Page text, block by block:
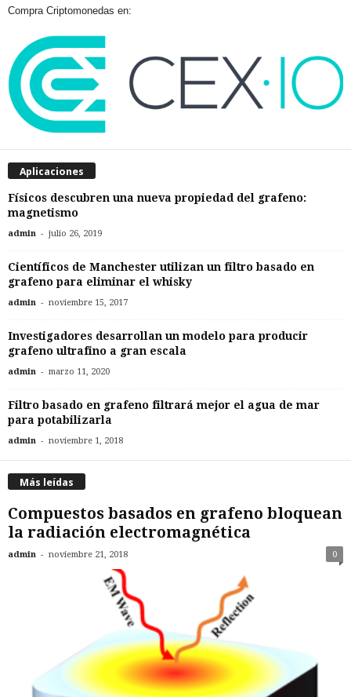
Compra Criptomonedas en:
Aplicaciones
Físicos descubren una nueva propiedad del grafeno:
magnetismo
admin - julio 26, 2019
Científicos de Manchester utilizan un filtro basado en
grafeno para eliminar el whisky
admin - noviembre 15, 2017
Investigadores desarrollan un modelo para producir
grafeno ultrafino a gran escala
admin - marzo 11, 2020
Filtro basado en grafeno filtrará mejor el agua de mar
para potabilizarla
admin - noviembre 1, 2018
Más leídas
Compuestos basados en grafeno bloquean
la radiación electromagnética
admin - noviembre 21, 2018 0